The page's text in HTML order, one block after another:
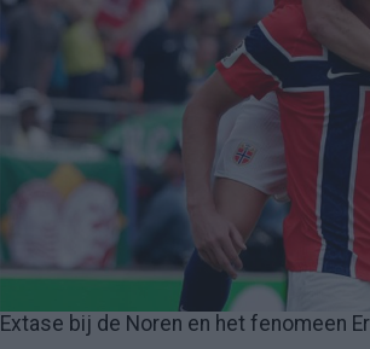
Extase bij de Noren en het fenomeen